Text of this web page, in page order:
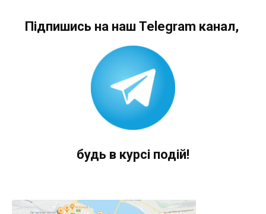
Підпишись на наш Telegram канал,
будь в курсі подій!